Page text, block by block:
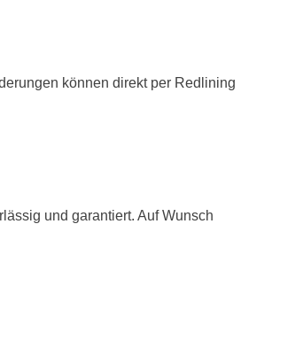
können direkt per Redlining
und garantiert. Auf Wunsch